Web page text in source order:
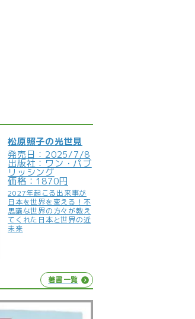
松原照子の光世見
発売日：2025/7/8
出版社：ワン・パブ
リッシング
価格：1870円
2027年起こる出来事が
日本を世界を変える！不
思議な世界の方々が教え
てくれた日本と世界の近
未来
著書一覧